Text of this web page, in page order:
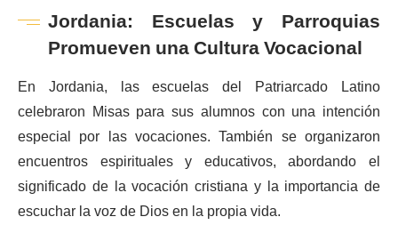
Jordania: Escuelas y Parroquias
Promueven una Cultura Vocacional
En Jordania, las escuelas del Patriarcado Latino
celebraron Misas para sus alumnos con una intención
especial por las vocaciones. También se organizaron
encuentros espirituales y educativos, abordando el
significado de la vocación cristiana y la importancia de
escuchar la voz de Dios en la propia vida.